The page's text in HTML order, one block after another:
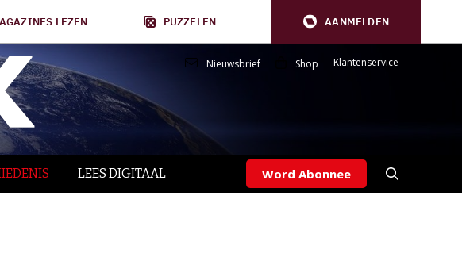
LEZEN PUZZELEN AANMELDEN
Nieuwsbrief Shop Klantenservice
LEES DIGITAAL Word Abonnee